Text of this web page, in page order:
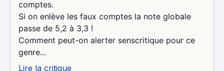
comptes.
Si on enlève les faux comptes la note globale
passe de 5,2 à 3,3 !
Comment peut-on alerter senscritique pour ce
genre...
Lire la critique